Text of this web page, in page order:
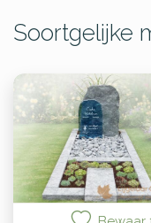
Soortgelijke